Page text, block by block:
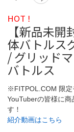
HOT !
【新品未
体バトルス
/ グリッド
バトルス
※FITPOL.COM 限定
YouTuberの皆様に商
す！
紹介動画はこちら